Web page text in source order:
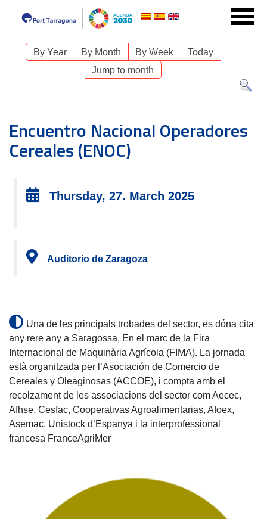
By Year By Month By Week
Today
Jump to month
Encuentro Nacional Operadores
Cereales (ENOC)
Thursday, 27. March 2025
Auditorio de Zaragoza
Una de les principals trobades del sector, es dóna cita
any rere any a Saragossa, En el marc de la Fira
Internacional de Maquinària Agrícola (FIMA). La jornada
està organitzada per l’Asociación de Comercio de
Cereales y Oleaginosas (ACCOE), i compta amb el
recolzament de les associacions del sector com Aecec,
Afhse, Cesfac, Cooperativas Agroalimentarias, Afoex,
Asemac, Unistock d’Espanya i la interprofessional
francesa FranceAgriMer